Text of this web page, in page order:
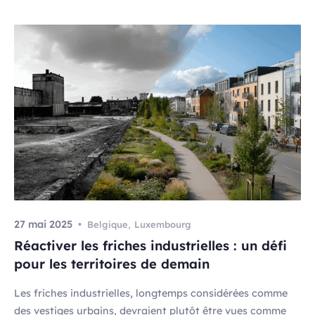
Réactiver les friches industrielles : un défi
pour les territoires de demain
Les friches industrielles, longtemps considérées comme
des vestiges urbains, devraient plutôt être vues comme
27 mai 2025 Belgique, Luxembourg